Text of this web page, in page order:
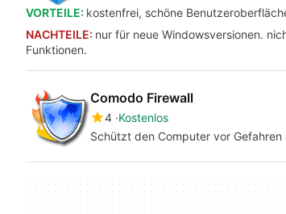
VORTEILE: kostenfrei, schöne
NACHTEILE: nur für neue Windowsversionen.
Funktionen.
Comodo Firewall
4 Kostenlos
Schützt den Computer vor